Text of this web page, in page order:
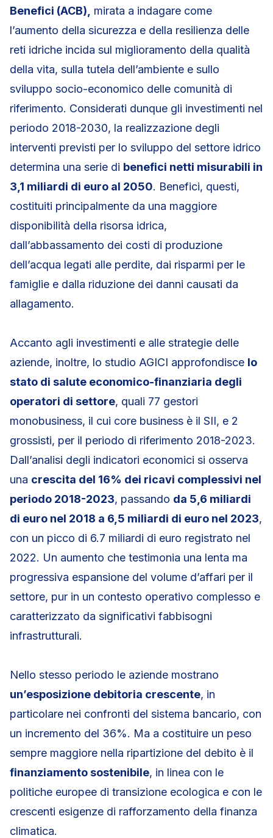
Benefici (ACB),
mirata a indagare come
l’aumento della sicurezza e della resilienza delle
reti idriche incida sul miglioramento della qualità
della vita, sulla tutela dell’ambiente e sullo
sviluppo socio-economico delle comunità di
riferimento. Considerati dunque gli investimenti nel
periodo 2018-2030, la realizzazione degli
interventi previsti per lo sviluppo del settore idrico
determina una serie di benefici netti misurabili in
3,1 miliardi di euro al 2050. Benefici, questi,
costituiti principalmente da una maggiore
disponibilità della risorsa idrica,
dall’abbassamento dei costi di produzione
dell’acqua legati alle perdite, dai risparmi per le
famiglie e dalla riduzione dei danni causati da
allagamento.
Accanto agli investimenti e alle strategie delle
aziende, inoltre, lo studio AGICI approfondisce lo
stato di salute economico-finanziaria degli
operatori di settore, quali 77 gestori
monobusiness, il cui core business è il SII, e 2
grossisti, per il periodo di riferimento 2018-2023.
Dall’analisi degli indicatori economici si osserva
una crescita del 16% dei ricavi complessivi nel
periodo 2018-2023, passando da 5,6 miliardi
di euro nel 2018 a 6,5 miliardi di euro nel 2023,
con un picco di 6.7 miliardi di euro registrato nel
2022. Un aumento che testimonia una lenta ma
progressiva espansione del volume d’affari per il
settore, pur in un contesto operativo complesso e
caratterizzato da significativi fabbisogni
infrastrutturali.
Nello stesso periodo le aziende mostrano
un’esposizione debitoria crescente, in
particolare nei confronti del sistema bancario, con
un incremento del 36%. Ma a costituire un peso
sempre maggiore nella ripartizione del debito è il
finanziamento sostenibile, in linea con le
politiche europee di transizione ecologica e con le
crescenti esigenze di rafforzamento della finanza
climatica.